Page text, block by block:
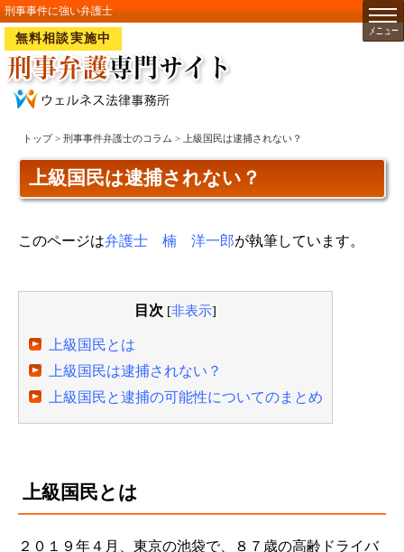
刑事事件に強い弁護士
無料相談実施中
トップ > 刑事事件弁護士のコラム > 上級国民は逮捕されない？
上級国民は逮捕されない？
このページは弁護士 楠 洋一郎が執筆しています。
目次 [非表示]
上級国民とは
上級国民は逮捕されない？
上級国民と逮捕の可能性についてのまとめ
上級国民とは
２０１９年４月、東京の池袋で、８７歳の高齢ドライバ